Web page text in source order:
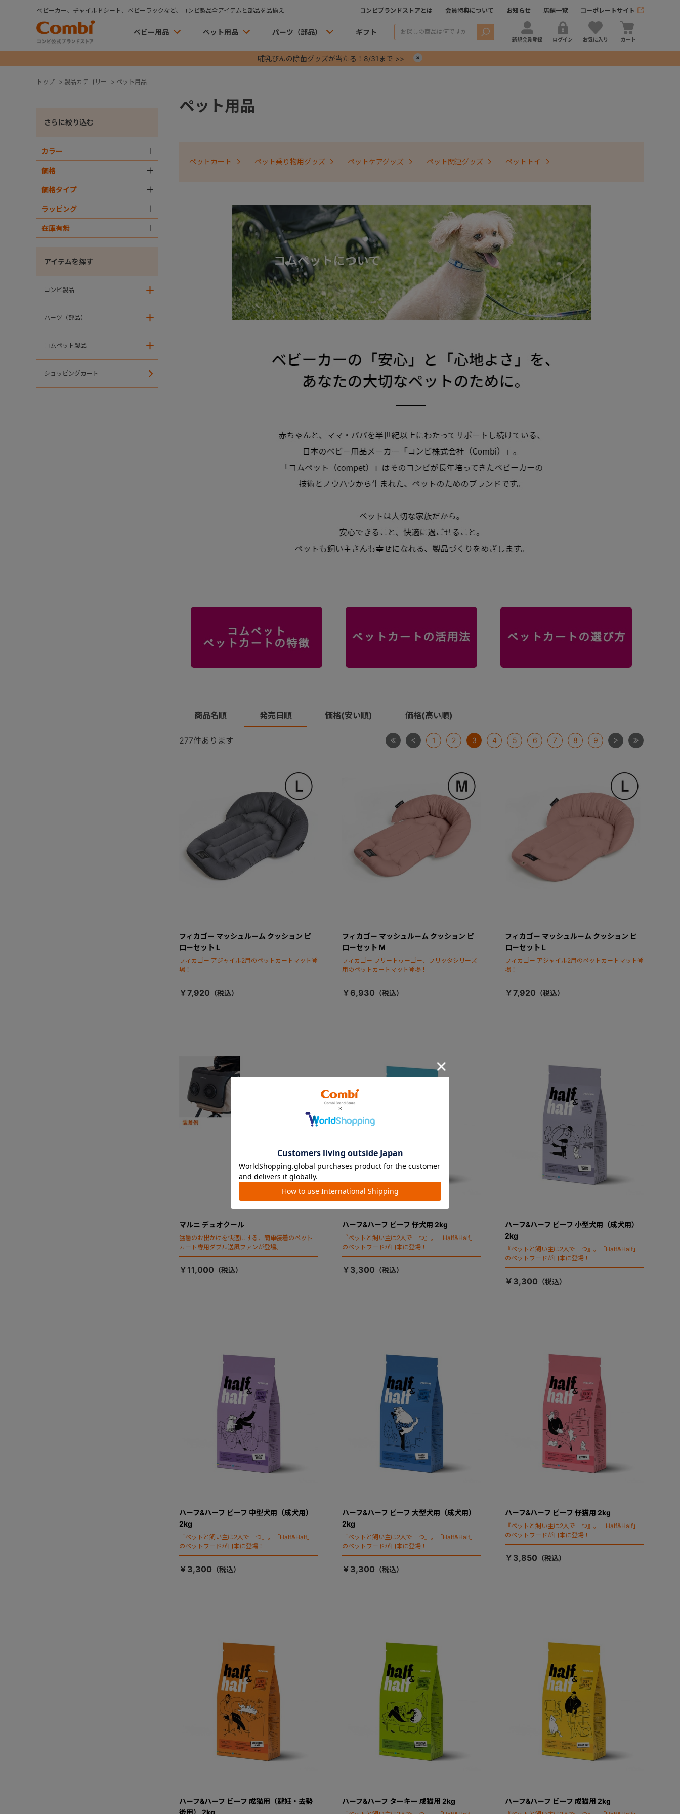
ベビーカー、チャイルドシート、ベビーラックなど、コンビ製品全アイテムと部品を品揃え コンビブランドストアとは 会員特典について お知らせ 店舗一覧 コーポレートサイト
ベビー用品 ペット用品 パーツ（部品） ギフト 検索
新規会員登録 ログイン お気に入り カート
哺乳びんの除菌グッズが当たる！8/31まで >>
トップ > 製品カテゴリー > ペット用品
さらに絞り込む
カラー
価格
価格タイプ
ラッピング
在庫有無
アイテムを探す
コンビ製品
パーツ（部品）
コムペット製品
ショッピングカート
ペット用品
ペットカート ペット乗り物用グッズ ペットケアグッズ ペット関連グッズ ペットトイ
商品名順 発売日順 価格(安い順) 価格(高い順)
277件あります 最初 前 1 2 3 4 5 6 7 8 9 次 最後
フィカゴー マッシュルーム クッション ピ
ローセット L
フィカゴー アジャイル2用のペットカートマット登
場！
￥7,920
フィカゴー マッシュルーム クッション ピ
ローセット M
フィカゴー フリートゥーゴー、フリッタシリーズ
用のペットカートマット登場！
￥6,930
フィカゴー マッシュルーム クッション ピ
ローセット L
フィカゴー アジャイル2用のペットカートマット登
場！
￥7,920
マルニ デュオクール
猛暑のお出かけを快適にする、簡単装着のペット
カート専用ダブル送風ファンが登場。
￥11,000
ハーフ&ハーフ ビーフ 仔犬用 2kg
『ペットと飼い主は2人で一つ』。「Half&Half」
のペットフードが日本に登場！
￥3,300
ハーフ&ハーフ ビーフ 小型犬用（成犬用）
2kg
『ペットと飼い主は2人で一つ』。「Half&Half」
のペットフードが日本に登場！
￥3,300
ハーフ&ハーフ ビーフ 中型犬用（成犬用）
2kg
『ペットと飼い主は2人で一つ』。「Half&Half」
のペットフードが日本に登場！
￥3,300
ハーフ&ハーフ ビーフ 大型犬用（成犬用）
2kg
『ペットと飼い主は2人で一つ』。「Half&Half」
のペットフードが日本に登場！
￥3,300
ハーフ&ハーフ ビーフ 仔猫用 2kg
『ペットと飼い主は2人で一つ』。「Half&Half」
のペットフードが日本に登場！
￥3,850
ハーフ&ハーフ ビーフ 成猫用（避妊・去勢
後用） 2kg
ハーフ&ハーフ ターキー 成猫用 2kg ハーフ&ハーフ ビーフ 成猫用 2kg